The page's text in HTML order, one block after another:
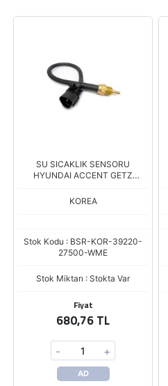
SU SICAKLIK SENSORU
HYUNDAI ACCENT GETZ
KOREA
Stok Kodu : BSR-KOR-39220-
27500-WME
Stok Miktarı : Stokta Var
Fiyat
680,76 TL
- +
AD